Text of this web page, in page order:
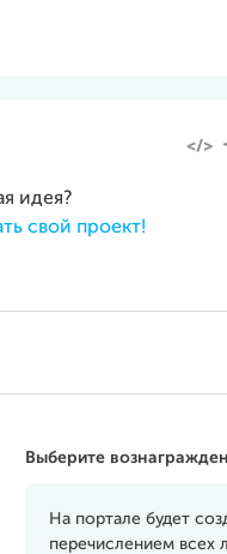
идея?
свой проект!
Выберите
На портале будет
перечислением всех